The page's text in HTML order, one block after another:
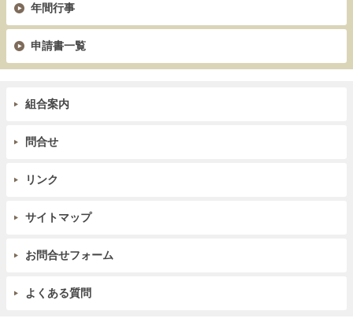
組合案内
問合せ
リンク
サイトマップ
お問合せフォーム
よくある質問
年間行事
申請書一覧